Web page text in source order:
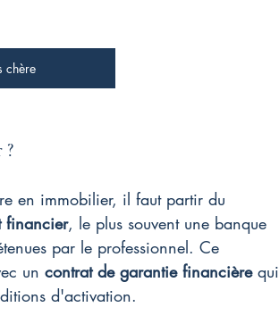
chère
en immobilier, il faut partir du
financier, le plus souvent une banque
par le professionnel. Ce
un contrat de garantie financière qui
d'activation.